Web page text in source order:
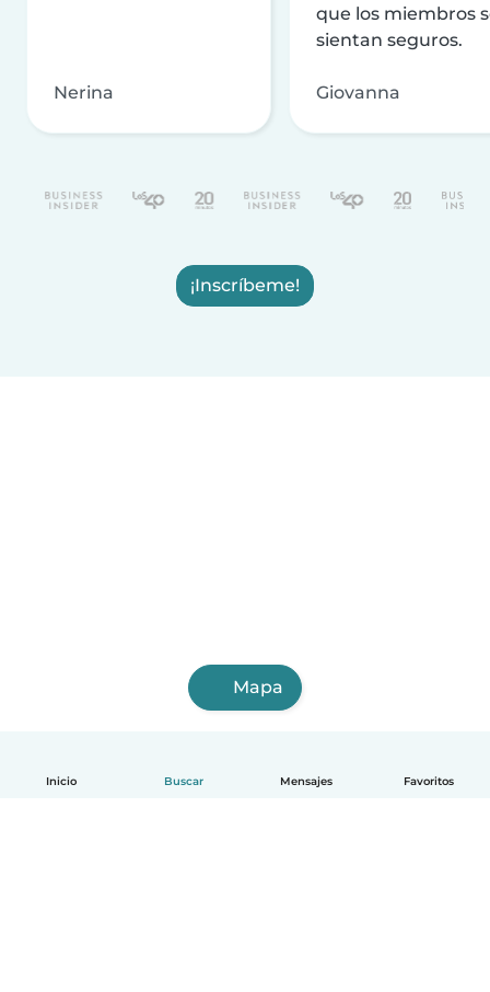
Inicio Buscar Mensajes Favoritos
Nerina
que los miembros
sientan seguros.
Giovanna
¡Inscríbeme!
Mapa